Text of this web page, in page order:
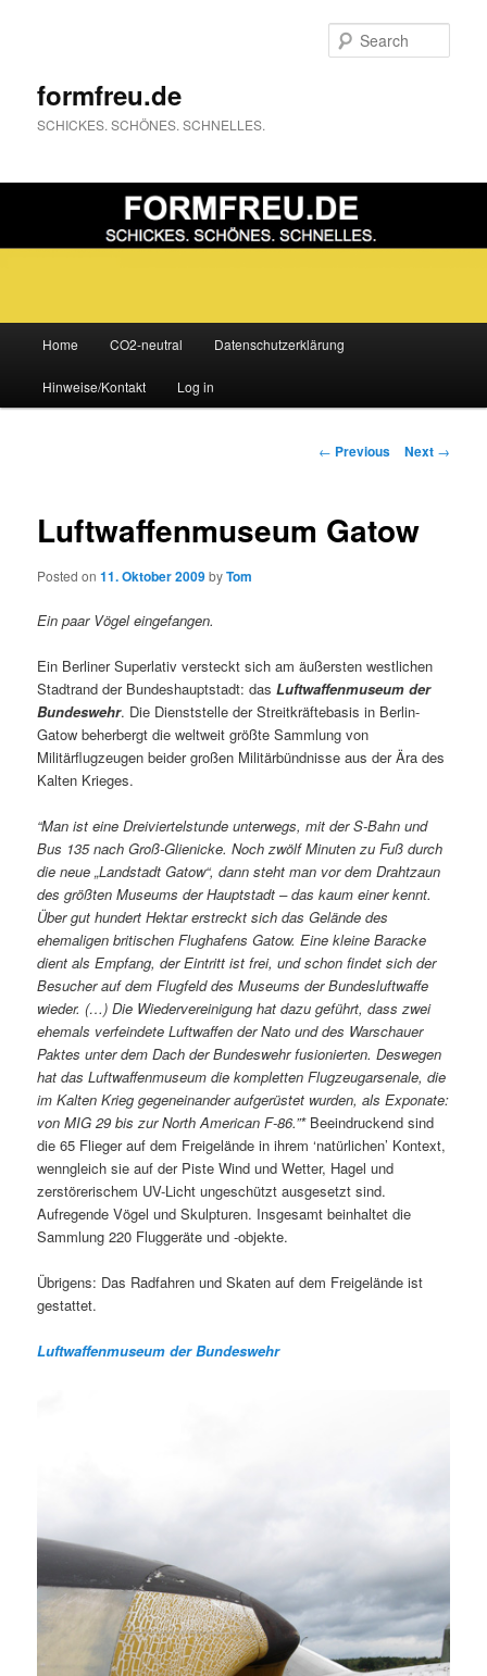
formfreu.de
SCHICKES. SCHÖNES. SCHNELLES.
Skip
to
Home CO2-neutral Datenschutzerklärung
Hinweise/Kontakt Log in
Post
← Previous Next →
Luftwaffenmuseum Gatow
Posted on11. Oktober 2009byTom
Ein paar Vögel eingefangen.
Ein Berliner Superlativ versteckt sich am äußersten westlichen
Stadtrand der Bundeshauptstadt: dasLuftwaffenmuseum der
Bundeswehr. Die Dienststelle der Streitkräftebasis in Berlin-
Gatow beherbergt die weltweit größte Sammlung von
Militärflugzeugen beider großen Militärbündnisse aus der Ära des
Kalten Krieges.
“Man ist eine Dreiviertelstunde unterwegs, mit der S-Bahn und
Bus 135 nach Groß-Glienicke. Noch zwölf Minuten zu Fuß durch
die neue „Landstadt Gatow“, dann steht man vor dem Drahtzaun
des größten Museums der Hauptstadt – das kaum einer kennt.
Über gut hundert Hektar erstreckt sich das Gelände des
ehemaligen britischen Flughafens Gatow. Eine kleine Baracke
dient als Empfang, der Eintritt ist frei, und schon findet sich der
Besucher auf dem Flugfeld des Museums der Bundesluftwaffe
wieder. (…) Die Wiedervereinigung hat dazu geführt, dass zwei
ehemals verfeindete Luftwaffen der Nato und des Warschauer
Paktes unter dem Dach der Bundeswehr fusionierten. Deswegen
hat das Luftwaffenmuseum die kompletten Flugzeugarsenale, die
im Kalten Krieg gegeneinander aufgerüstet wurden, als Exponate:
von MIG 29 bis zur North American F-86.”*Beeindruckend sind
die 65 Flieger auf dem Freigelände in ihrem ‘natürlichen’ Kontext,
wenngleich sie auf der Piste Wind und Wetter, Hagel und
zerstörerischem UV-Licht ungeschützt ausgesetzt sind.
Aufregende Vögel und Skulpturen. Insgesamt beinhaltet die
Sammlung 220 Fluggeräte und -objekte.
Übrigens: Das Radfahren und Skaten auf dem Freigelände ist
gestattet.
Luftwaffenmuseum der Bundeswehr